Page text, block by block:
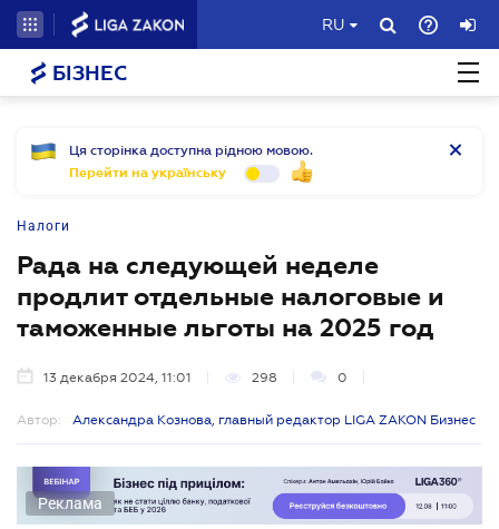
RU
БІЗНЕС
Ця сторінка доступна рідною мовою.
Перейти на українську
Налоги
Рада на следующей неделе
продлит отдельные налоговые и
таможенные льготы на 2025 год
13 декабря 2024, 11:01 298 0
Автор: Александра Кознова, главный редактор LIGA ZAKON Бизнес
Реклама